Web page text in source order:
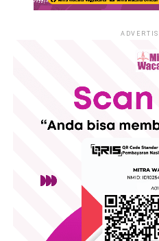
Like this:
RELATED TOPICS:
UP NEXT
Bakesbangpol Bantul
Mitra Wacana, Perkuat
DON'T MISS
Ketergantungan
Belajar Mahasiswa
promoting collaboration in
The event opened with